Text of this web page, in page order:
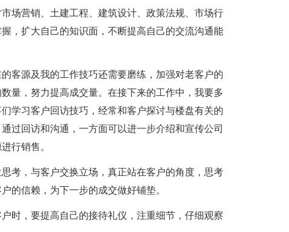
场营销、土建工程、建筑设计、政策法规、市场行
，扩大自己的知识面，不断提高自己的交流沟通能
客源及我的工作技巧还需要磨练，加强对老客户的
量，努力提高成交量。在接下来的工作中，我要多
学习客户回访技巧，经常和客户探讨与楼盘有关的
过回访和沟通，一方面可以进一步介绍和宣传公司
行销售。
考，与客户交换立场，真正站在客户的角度，思考
的信赖，为下一步的成交做好铺垫。
时，要提高自己的接待礼仪，注重细节，仔细观察